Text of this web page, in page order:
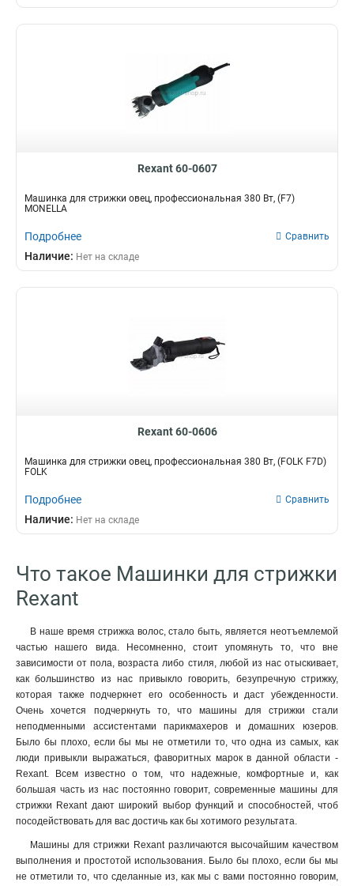
Rexant 60-0607
Машинка для стрижки овец, профессиональная 380 Вт, (F7)
MONELLA
Подробнее Сравнить
Наличие: Нет на складе
Rexant 60-0606
Машинка для стрижки овец, профессиональная 380 Вт, (FOLK F7D)
FOLK
Подробнее Сравнить
Наличие: Нет на складе
Что такое Машинки для стрижки
Rexant
В наше время стрижка волос, стало быть, является неотъемлемой
частью нашего вида. Несомненно, стоит упомянуть то, что вне
зависимости от пола, возраста либо стиля, любой из нас отыскивает,
как большинство из нас привыкло говорить, безупречную стрижку,
которая также подчеркнет его особенность и даст убежденности.
Очень хочется подчеркнуть то, что машины для стрижки стали
неподменными ассистентами парикмахеров и домашних юзеров.
Было бы плохо, если бы мы не отметили то, что одна из самых, как
люди привыкли выражаться, фаворитных марок в данной области -
Rexant. Всем известно о том, что надежные, комфортные и, как
большая часть из нас постоянно говорит, современные машины для
стрижки Rexant дают широкий выбор функций и способностей, чтоб
посодействовать для вас достичь как бы хотимого результата.
Машины для стрижки Rexant различаются высочайшим качеством
выполнения и простотой использования. Было бы плохо, если бы мы
не отметили то, что сделанные из, как мы с вами постоянно говорим,